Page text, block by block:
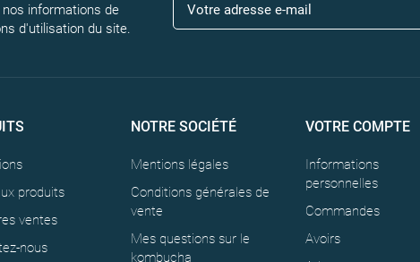
informations de
d'utilisation du site.
produits
ventes
nous
NOTRE SOCIÉTÉ
Mentions légales
Conditions générales de
vente
Mes questions sur le
kombucha
VOTRE COMPTE
Informations
personnelles
Commandes
Avoirs